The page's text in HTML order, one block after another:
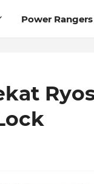
Power Rangers